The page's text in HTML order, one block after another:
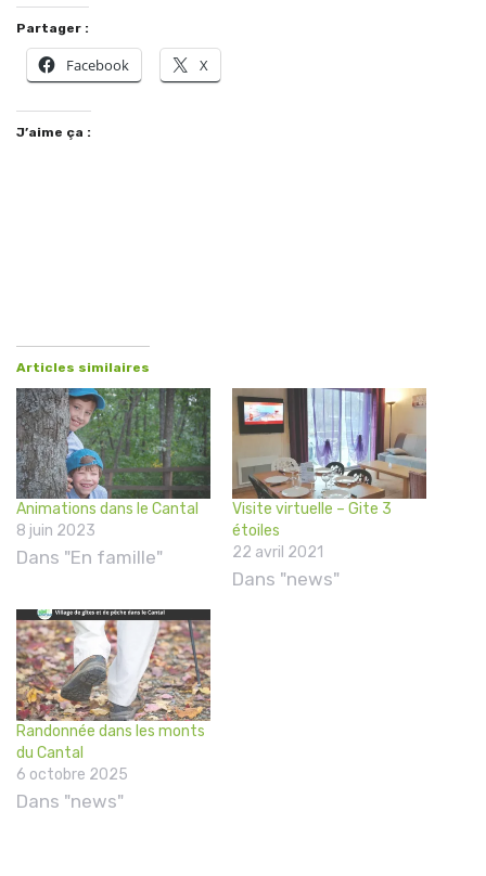
Partager :
Facebook X
J’aime ça :
Articles similaires
Animations dans le Cantal
8 juin 2023
Dans "En famille"
Visite virtuelle – Gite 3
étoiles
22 avril 2021
Dans "news"
Randonnée dans les monts
du Cantal
6 octobre 2025
Dans "news"